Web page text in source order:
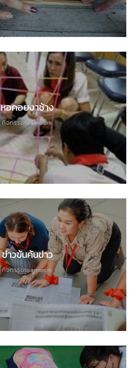
หอคอยงาช้าง
กิจกรรมteamwork
ข่าวข้นค้นข่าว
กิจกรรมteamwork